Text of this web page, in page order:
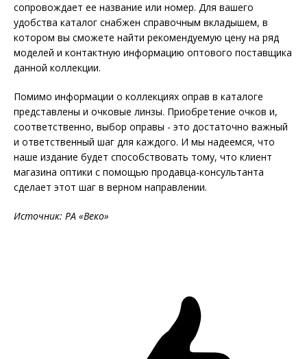
сопровождает ее название или номер. Для вашего
удобства каталог снабжен справочным вкладышем, в
котором вы сможете найти рекомендуемую цену на ряд
моделей и контактную информацию оптового поставщика
данной коллекции.
Помимо информации о коллекциях оправ в каталоге
представлены и очковые линзы. Приобретение очков и,
соответственно, выбор оправы - это достаточно важный
и ответственный шаг для каждого. И мы надеемся, что
наше издание будет способствовать тому, что клиент
магазина оптики с помощью продавца-консультанта
сделает этот шаг в верном направлении.
Источник: РА «Веко»